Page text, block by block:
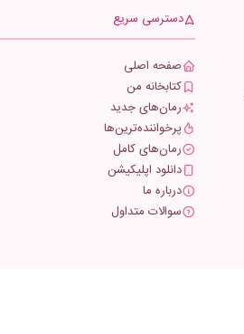
دسترسی سریع
صفحه اصلی
کتابخانه من
رمان‌های جدید
پرخواننده‌ترین‌ها
رمان‌های کامل
دانلود اپلیکیشن
درباره ما
سوالات متداول